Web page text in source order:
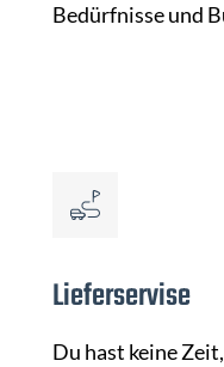
Bedürfnisse und
Lieferservise
Du hast keine